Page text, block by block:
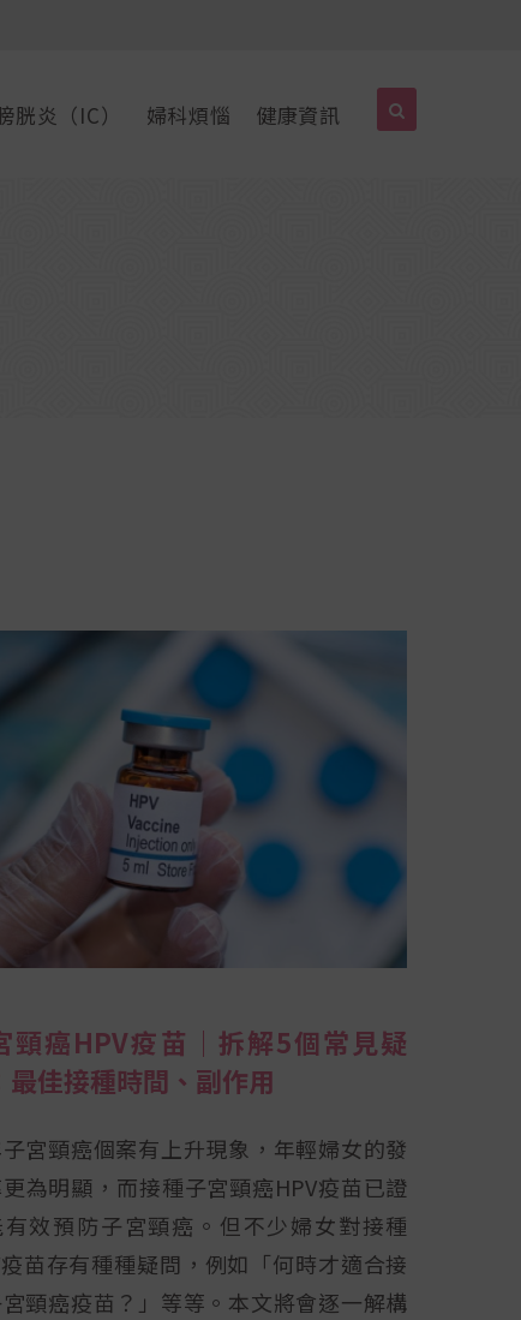
胱炎（IC） 婦科煩惱 健康資訊
頸癌HPV疫苗｜拆解5個常見疑
最佳接種時間、副作用
宮頸癌個案有上升現象，年輕婦女的發
為明顯，而接種子宮頸癌HPV疫苗已證
效預防子宮頸癌。但不少婦女對接種
苗存有種種疑問，例如「何時才適合接
頸癌疫苗？」等等。本文將會逐一解構